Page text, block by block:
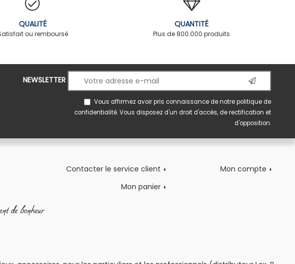
QUALITÉ
ou remboursé
QUANTITÉ
Plus de 800.000 produits
NEWSLETTER
Vous affirmez avoir pris connaissance de notrepolitique de
confidentialité. Vous disposez d'un droit d'accès, de rectification et
d'opposition.
Contacter le service client
Mon compte
Mon panier